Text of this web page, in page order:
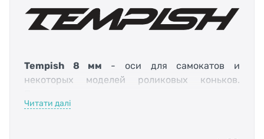
Tempish 8 мм - оси для самокатов и
некоторых моделей роликовых коньков.
осей (при повреждении или износе) или для
Выполнены из легированной стали, которая
Читати далі